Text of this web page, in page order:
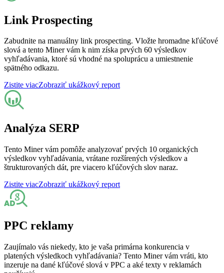
Link Prospecting
Zabudnite na manuálny link prospecting. Vložte hromadne kľúčové
slová a tento Miner vám k nim získa prvých 60 výsledkov
vyhľadávania, ktoré sú vhodné na spoluprácu a umiestnenie
spätného odkazu.
Zistite viacZobraziť ukážkový report
Analýza SERP
Tento Miner vám pomôže analyzovať prvých 10 organických
výsledkov vyhľadávania, vrátane rozšírených výsledkov a
štrukturovaných dát, pre viacero kľúčových slov naraz.
Zistite viacZobraziť ukážkový report
PPC reklamy
Zaujímalo vás niekedy, kto je vaša primárna konkurencia v
platených výsledkoch vyhľadávania? Tento Miner vám vráti, kto
inzeruje na dané kľúčové slová v PPC a aké texty v reklamách